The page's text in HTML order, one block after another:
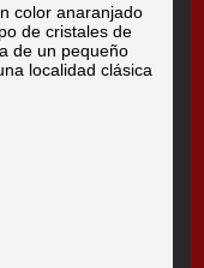
color anaranjado
de cristales de
de un pequeño
localidad clásica